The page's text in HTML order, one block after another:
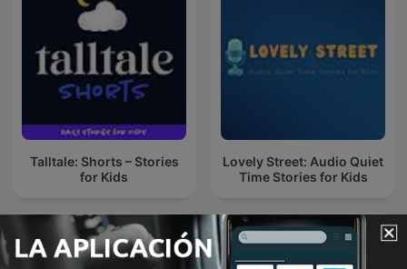
Talltale: Shorts – Stories
for Kids
Lovely Street: Audio Quiet
Time Stories for Kids